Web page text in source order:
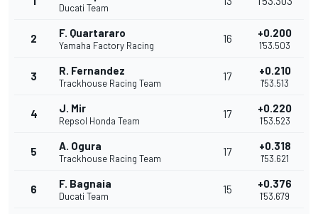
Ducati Team
2 F. Quartararo
Yamaha Factory Racing
16 +0.200
1'53.503
3 R. Fernandez
Trackhouse Racing Team
17 +0.210
1'53.513
4 J. Mir
Repsol Honda Team
17 +0.220
1'53.523
5 A. Ogura
Trackhouse Racing Team
17 +0.318
1'53.621
6 F. Bagnaia
Ducati Team
15 +0.376
1'53.679